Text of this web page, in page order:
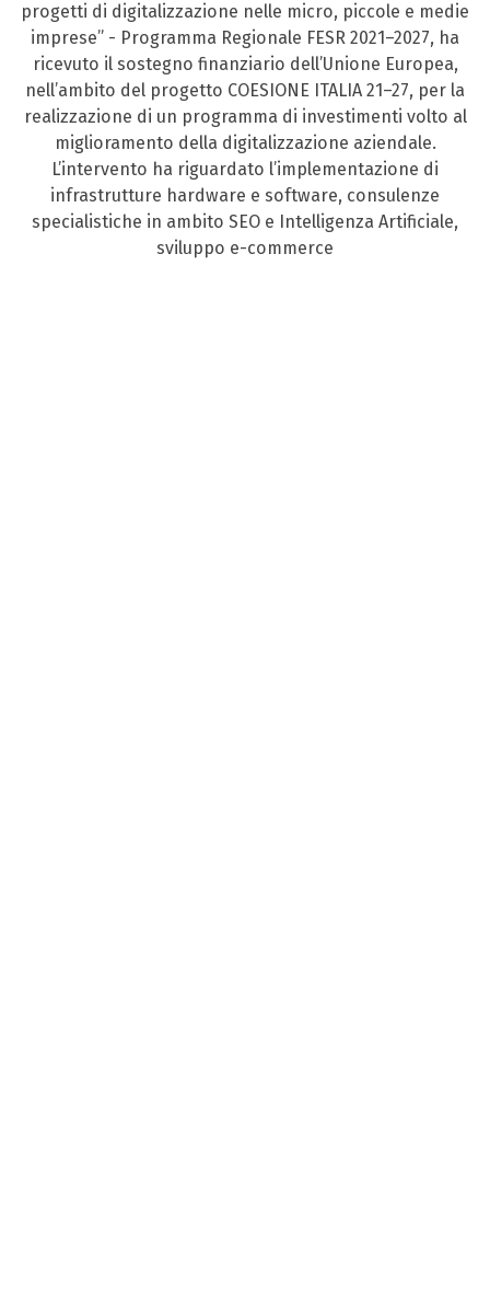
progetti di digitalizzazione nelle micro, piccole e medie
imprese” - Programma Regionale FESR 2021–2027, ha
ricevuto il sostegno finanziario dell’Unione Europea,
nell’ambito del progetto COESIONE ITALIA 21–27, per la
realizzazione di un programma di investimenti volto al
miglioramento della digitalizzazione aziendale.
L’intervento ha riguardato l’implementazione di
infrastrutture hardware e software, consulenze
specialistiche in ambito SEO e Intelligenza Artificiale,
sviluppo e-commerce